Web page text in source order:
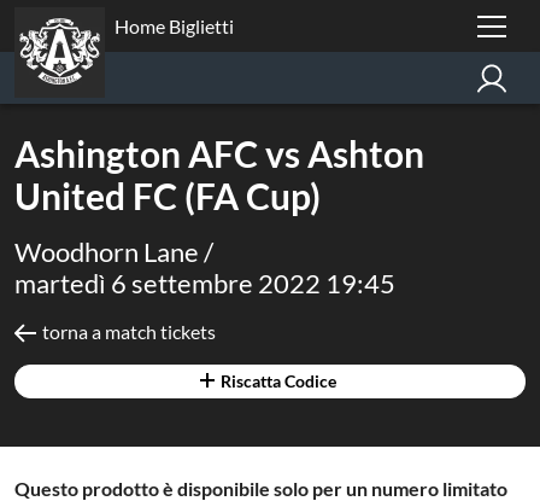
Home Biglietti
Ashington AFC vs Ashton
United FC (FA Cup)
Woodhorn Lane /
martedì 6 settembre 2022 19:45
torna a match tickets
Riscatta Codice
Questo prodotto è disponibile solo per un numero limitato